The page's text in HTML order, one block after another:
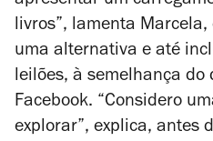
livros”, lamenta
uma alternativa e até
leilões, à semelhança do
Facebook. “Considero
explorar”, explica, antes